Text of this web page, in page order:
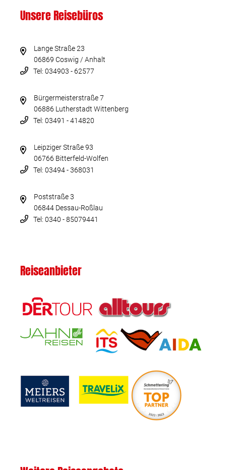
Unsere Reisebüros
Lange Straße 23
06869 Coswig / Anhalt
Tel: 034903 - 62577
Bürgermeisterstraße 7
06886 Lutherstadt Wittenberg
Tel: 03491 - 414820
Leipziger Straße 93
06766 Bitterfeld-Wolfen
Tel: 03494 - 368031
Poststraße 3
06844 Dessau-Roßlau
Tel: 0340 - 85079441
Reiseanbieter